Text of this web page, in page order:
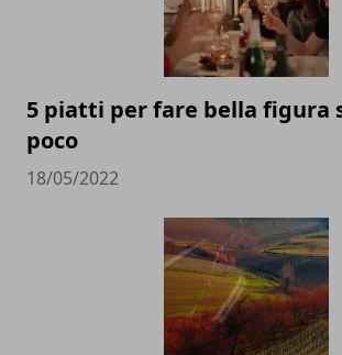
5 piatti per fare bella figura
poco
18/05/2022